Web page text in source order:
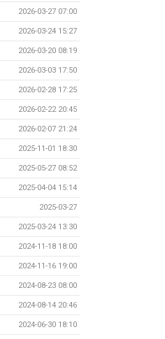
2026-03-27 07:00
2026-03-24 15:27
2026-03-20 08:19
2026-03-03 17:50
2026-02-28 17:25
2026-02-22 20:45
2026-02-07 21:24
2025-11-01 18:30
2025-05-27 08:52
2025-04-04 15:14
2025-03-27
2025-03-24 13:30
2024-11-18 18:00
2024-11-16 19:00
2024-08-23 08:00
2024-08-14 20:46
2024-06-30 18:10